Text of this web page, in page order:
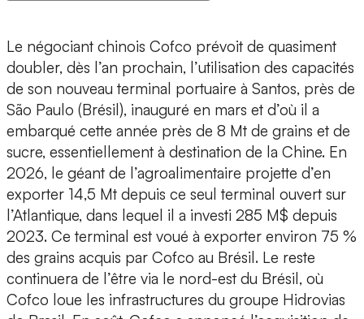
Le négociant chinois Cofco prévoit de quasiment
doubler, dès l’an prochain, l’utilisation des capacités
de son nouveau terminal portuaire à Santos, près de
São Paulo (Brésil), inauguré en mars et d’où il a
embarqué cette année près de 8 Mt de grains et de
sucre, essentiellement à destination de la Chine. En
2026, le géant de l’agroalimentaire projette d’en
exporter 14,5 Mt depuis ce seul terminal ouvert sur
l’Atlantique, dans lequel il a investi 285 M$ depuis
2023. Ce terminal est voué à exporter environ 75 %
des grains acquis par Cofco au Brésil. Le reste
continuera de l’être via le nord-est du Brésil, où
Cofco loue les infrastructures du groupe Hidrovias